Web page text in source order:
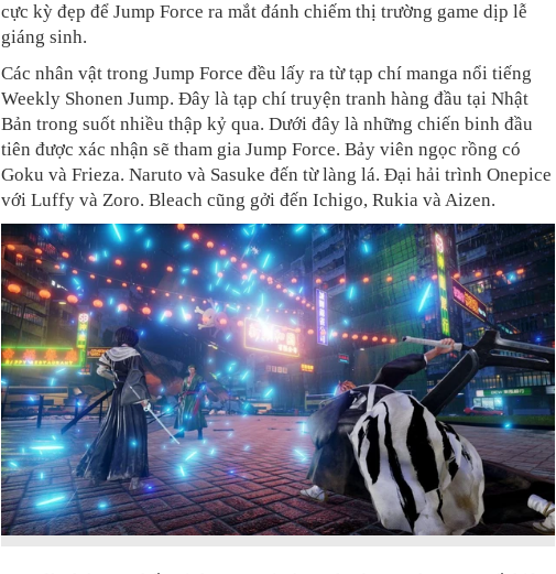
cực kỳ đẹp để Jump Force ra mắt đánh chiếm thị trường game dịp lễ
giáng sinh.
Các nhân vật trong Jump Force đều lấy ra từ tạp chí manga nổi tiếng
Weekly Shonen Jump. Đây là tạp chí truyện tranh hàng đầu tại Nhật
Bản trong suốt nhiều thập kỷ qua. Dưới đây là những chiến binh đầu
tiên được xác nhận sẽ tham gia Jump Force. Bảy viên ngọc rồng có
Goku và Frieza. Naruto và Sasuke đến từ làng lá. Đại hải trình Onepice
với Luffy và Zoro. Bleach cũng gởi đến Ichigo, Rukia và Aizen.